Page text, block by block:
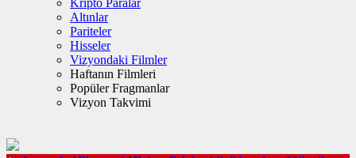
Kripto Paralar
Altınlar
Pariteler
Hisseler
Vizyondaki Filmler
Haftanın Filmleri
Popüler Fragmanlar
Vizyon Takvimi